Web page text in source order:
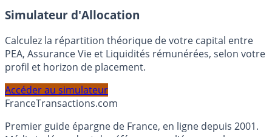
En savoir plus
Simulateur d'Allocation
Calculez la répartition théorique de votre capital entre
PEA, Assurance Vie et Liquidités rémunérées, selon votre
profil et horizon de placement.
Accéder au simulateur
FranceTransactions.com